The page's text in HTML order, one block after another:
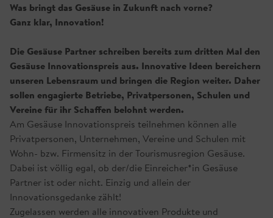
Was bringt das Gesäuse in Zukunft nach vorne?
Ganz klar, Innovation!
Die Gesäuse Partner schreiben bereits zum dritten Mal den
Gesäuse Innovationspreis aus. Innovative Ideen bereichern
unseren Lebensraum und bringen die Region weiter. Daher
sollen engagierte Betriebe, Privatpersonen, Schulen und
Vereine für ihr Schaffen belohnt werden.
Am Gesäuse Innovationspreis teilnehmen können alle
Privatpersonen, Unternehmen, Vereine und Schulen mit
Wohn- bzw. Firmensitz in der Tourismusregion Gesäuse.
Dabei ist völlig egal, ob der/die Einreicher*in Gesäuse
Partner ist oder nicht. Einzig und allein der
Innovationsgedanke zählt!
Zugelassen werden alle innovativen Produkte und